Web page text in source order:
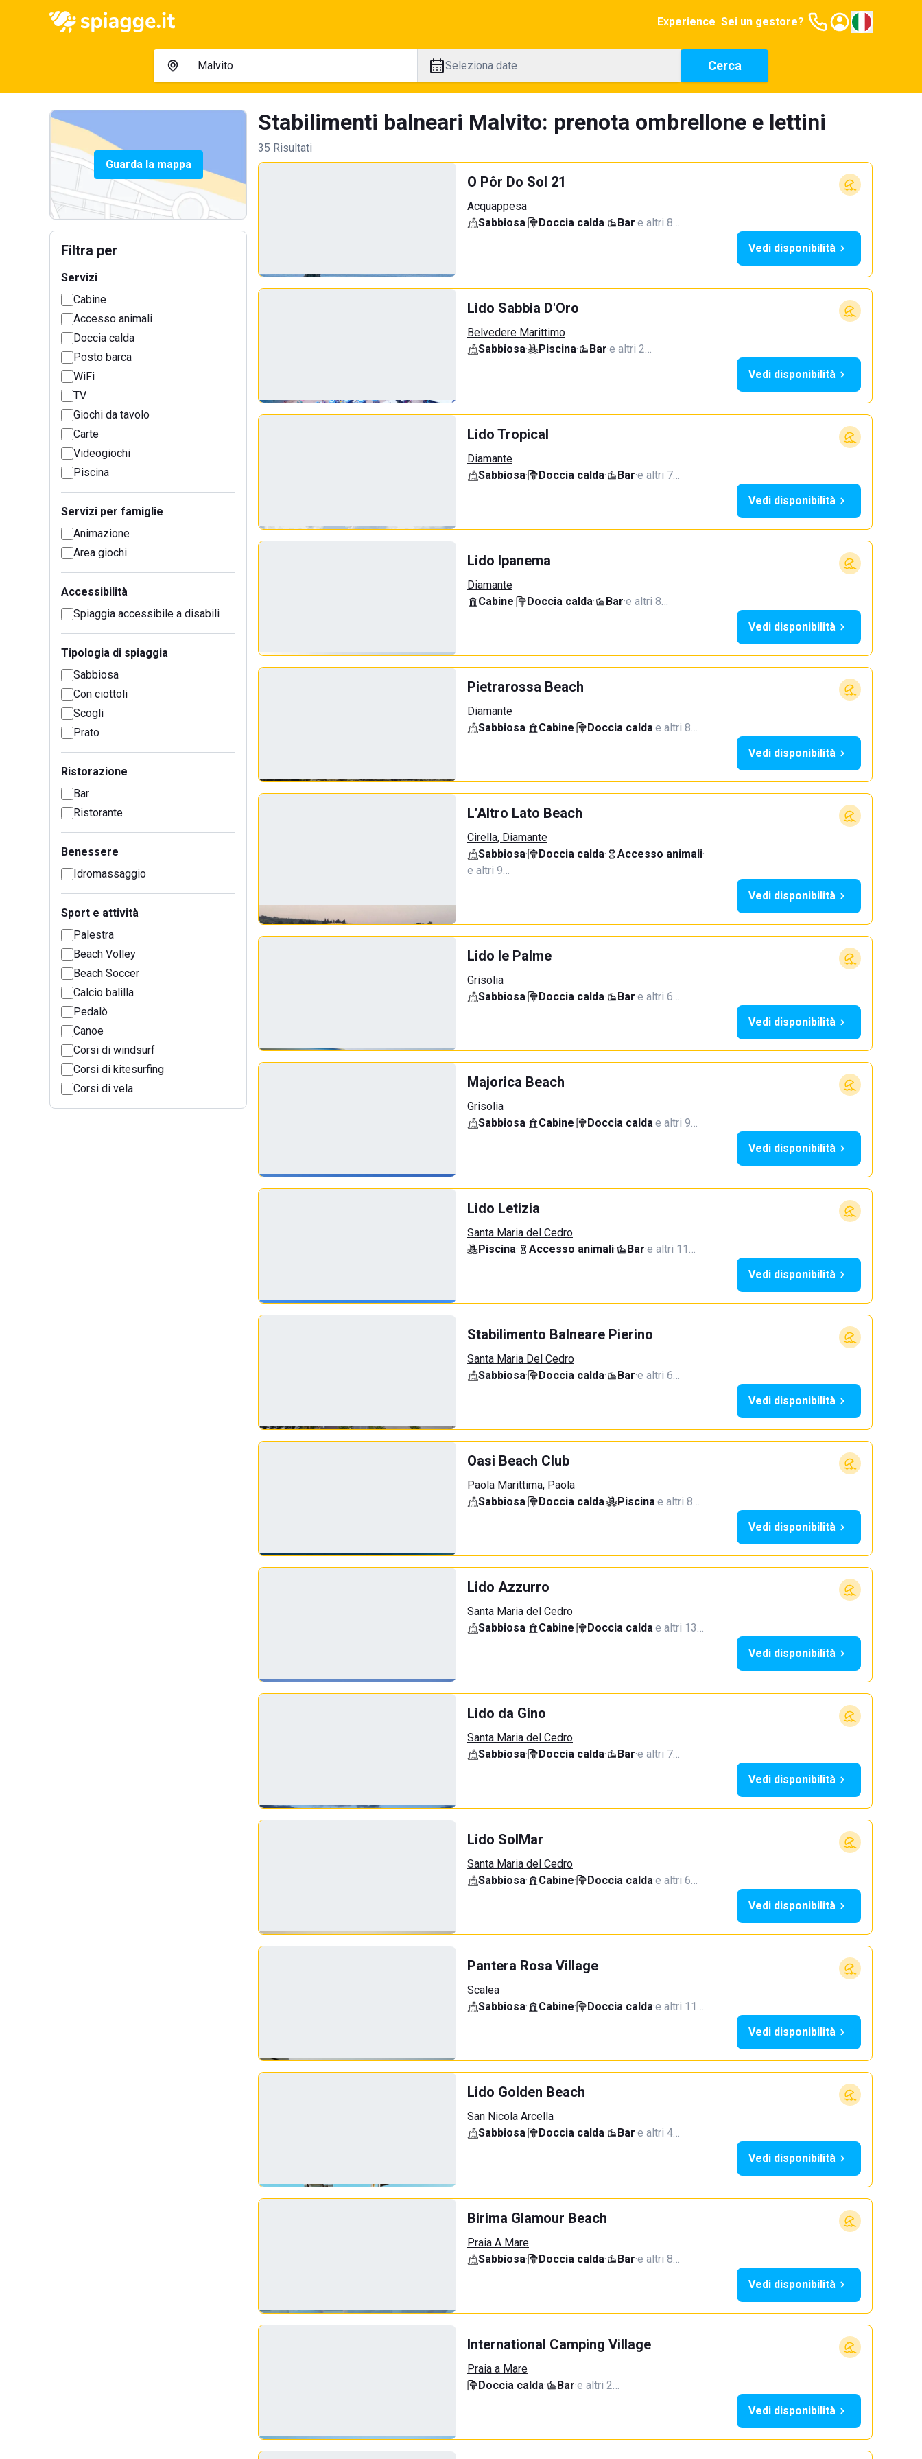
Experience Sei un gestore?
Seleziona date Cerca
Guarda la mappa
Filtra per
Servizi
Cabine
Accesso animali
Doccia calda
Posto barca
WiFi
TV
Giochi da tavolo
Carte
Videogiochi
Piscina
Servizi per famiglie
Animazione
Area giochi
Accessibilità
Spiaggia accessibile a disabili
Tipologia di spiaggia
Sabbiosa
Con ciottoli
Scogli
Prato
Ristorazione
Bar
Ristorante
Benessere
Idromassaggio
Sport e attività
Palestra
Beach Volley
Beach Soccer
Calcio balilla
Pedalò
Canoe
Corsi di windsurf
Corsi di kitesurfing
Corsi di vela
Stabilimenti balneari Malvito: prenota ombrellone e lettini
35 Risultati
O Pôr Do Sol 21
Acquappesa
Sabbiosa· Doccia calda· Bar·e altri 8…
Vedi disponibilità
Lido Sabbia D'Oro
Belvedere Marittimo
Sabbiosa· Piscina· Bar·e altri 2…
Vedi disponibilità
Lido Tropical
Diamante
Sabbiosa· Doccia calda· Bar·e altri 7…
Vedi disponibilità
Lido Ipanema
Diamante
Cabine· Doccia calda· Bar·e altri 8…
Vedi disponibilità
Pietrarossa Beach
Diamante
Sabbiosa· Cabine· Doccia calda·e altri 8…
Vedi disponibilità
L'Altro Lato Beach
Cirella, Diamante
Sabbiosa· Doccia calda· Accesso animali·
e altri 9…
Vedi disponibilità
Lido le Palme
Grisolia
Sabbiosa· Doccia calda· Bar·e altri 6…
Vedi disponibilità
Majorica Beach
Grisolia
Sabbiosa· Cabine· Doccia calda·e altri 9…
Vedi disponibilità
Lido Letizia
Santa Maria del Cedro
Piscina· Accesso animali· Bar·e altri 11…
Vedi disponibilità
Stabilimento Balneare Pierino
Santa Maria Del Cedro
Sabbiosa· Doccia calda· Bar·e altri 6…
Vedi disponibilità
Oasi Beach Club
Paola Marittima, Paola
Sabbiosa· Doccia calda· Piscina·e altri 8…
Vedi disponibilità
Lido Azzurro
Santa Maria del Cedro
Sabbiosa· Cabine· Doccia calda·e altri 13…
Vedi disponibilità
Lido da Gino
Santa Maria del Cedro
Sabbiosa· Doccia calda· Bar·e altri 7…
Vedi disponibilità
Lido SolMar
Santa Maria del Cedro
Sabbiosa· Cabine· Doccia calda·e altri 6…
Vedi disponibilità
Pantera Rosa Village
Scalea
Sabbiosa· Cabine· Doccia calda·e altri 11…
Vedi disponibilità
Lido Golden Beach
San Nicola Arcella
Sabbiosa· Doccia calda· Bar·e altri 4…
Vedi disponibilità
Birima Glamour Beach
Praia A Mare
Sabbiosa· Doccia calda· Bar·e altri 8…
Vedi disponibilità
International Camping Village
Praia a Mare
Doccia calda· Bar·e altri 2…
Vedi disponibilità